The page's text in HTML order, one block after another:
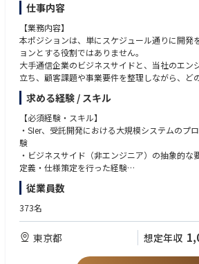
仕事内容
【業務内容】
本ポジションは、単にスケジュール通りに開発
ョンとする役割ではありません。
大手通信企業のビジネスサイドと、当社のエン
立ち、顧客課題や事業要件を整理しながら、ど
のような優先順位で育てるべきか を見極め、事
ることが求められます。
短期的にはプロジェクト推進や要件整理を通じ
的にはプロダクト戦略・事業戦略・組織づくり
す。
まずはプロジェクトマネジメントのプロフェッ
務を遂行していただきます。
・大手通信企業のビジネスサイドと議論しなが
整理し、開発の論点・優先順位を明確にするこ
求める経験 / スキル
【必須経験・スキル】
・SIer、受託開発における大規模システムのプ
験
・ビジネスサイド（非エンジニア）の抽象的な
定義・仕様策定を行った経験
・システム移行（マイグレーション）や、リプ
経験
・ベンダーコントロール、またはパートナー（
【尚可経験・スキル】
・エンジニアとしての開発実務経験（バックエ
従業員数
373名
東京都 想定年収